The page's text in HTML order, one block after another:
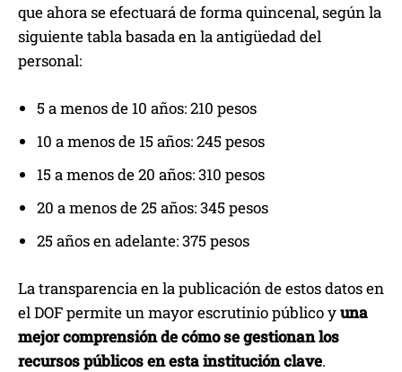
que ahora se efectuará de forma quincenal, según la
siguiente tabla basada en la antigüedad del
personal:
5 a menos de 10 años: 210 pesos
10 a menos de 15 años: 245 pesos
15 a menos de 20 años: 310 pesos
20 a menos de 25 años: 345 pesos
25 años en adelante: 375 pesos
La transparencia en la publicación de estos datos en
el DOF permite un mayor escrutinio público yuna
mejor comprensión de cómo se gestionan los
recursos públicos en esta institución clave.